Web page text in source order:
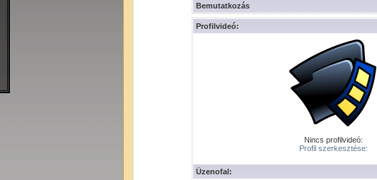
Bemutatkozás
Profilvideó:
Nincs profilvideó:
Profil szerkesztése:
Üzenofal: